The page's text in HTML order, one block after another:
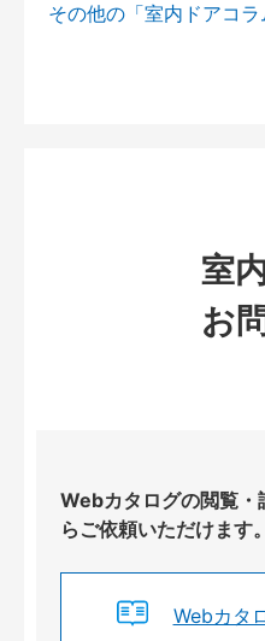
その他の「室内ドアコ
室
お
Webカタログの閲覧・
らご依頼いただけます。
Webカタ